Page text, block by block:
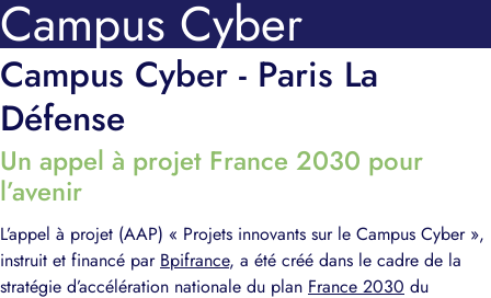
Campus Cyber
Campus Cyber - Paris La
Défense
Un appel à projet France 2030 pour
l’avenir
L’appel à projet (AAP) « Projets innovants sur le Campus Cyber »,
instruit et financé par Bpifrance, a été créé dans le cadre de la
stratégie d’accélération nationale du plan France 2030 du